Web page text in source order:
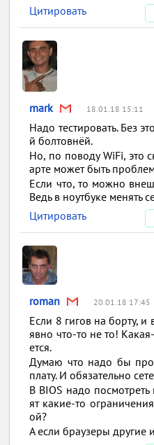
Цитировать
mark 18.01.18 15:11
Надо тестировать. Без
й болтовнёй.
Но, по поводу WiFi, это
арте может быть
Если что, то можно
Ведь в ноутбуке менять
Цитировать
roman 20.01.18 17:45
Если 8 гигов на борту, и
явно что-то не то!
ется.
Думаю что надо бы
плату. И обязательно
В BIOS надо
ят какие-то
ой?
А если браузеры другие